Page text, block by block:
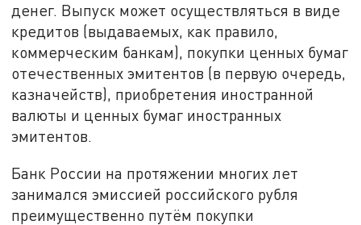
денег. Выпуск может осуществляться в виде
кредитов (выдаваемых, как правило,
коммерческим банкам), покупки ценных бумаг
отечественных эмитентов (в первую очередь,
казначейств), приобретения иностранной
валюты и ценных бумаг иностранных
эмитентов.
Банк России на протяжении многих лет
занимался эмиссией российского рубля
преимущественно путём покупки